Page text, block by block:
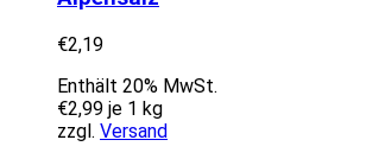
€2,19
Enthält 20% MwSt.
€2,99 je 1 kg
zzgl. Versand